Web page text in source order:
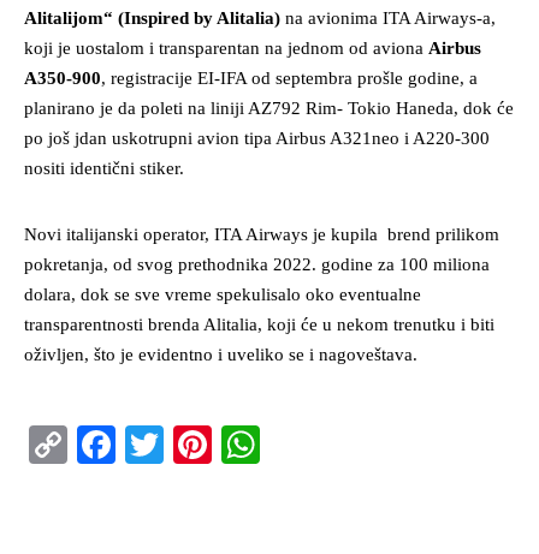
Alitalijom“ (Inspired by Alitalia) na avionima ITA Airways-a,
koji je uostalom i transparentan na jednom od aviona Airbus
A350-900, registracije EI-IFA od septembra prošle godine, a
planirano je da poleti na liniji AZ792 Rim- Tokio Haneda, dok će
po još jdan uskotrupni avion tipa Airbus A321neo i A220-300
nositi identični stiker.
Novi italijanski operator, ITA Airways je kupila brend prilikom
pokretanja, od svog prethodnika 2022. godine za 100 miliona
dolara, dok se sve vreme spekulisalo oko eventualne
transparentnosti brenda Alitalia, koji će u nekom trenutku i biti
oživljen, što je evidentno i uveliko se i nagoveštava.
CopyFacebook
TwitterPinterest